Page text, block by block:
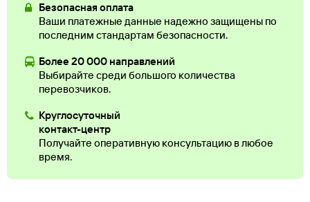
Безопасная оплата
Ваши платежные данные надежно защищены по
последним стандартам безопасности.
Более 20 000 направлений
Выбирайте среди большого количества
перевозчиков.
Круглосуточный
контакт-центр
Получайте оперативную консультацию в любое
время.